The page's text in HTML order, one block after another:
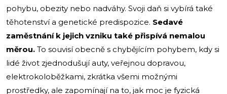
pohybu, obezity nebo nadváhy. Svoji daň si vybírá také
těhotenství a genetické predispozice. Sedavé
zaměstnání k jejich vzniku také přispívá nemalou
měrou. To souvisí obecně s chybějícím pohybem, kdy si
lidé život zjednodušují auty, veřejnou dopravou,
elektrokoloběžkami, zkrátka všemi možnými
prostředky, ale zapomínají na to, jak moc je fyzická